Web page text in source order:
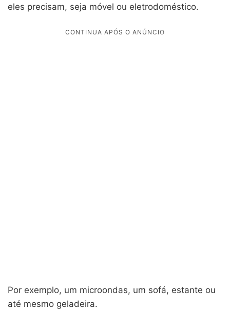
eles precisam, seja móvel ou eletrodoméstico.
Por exemplo, um microondas, um sofá, estante ou
até mesmo geladeira.